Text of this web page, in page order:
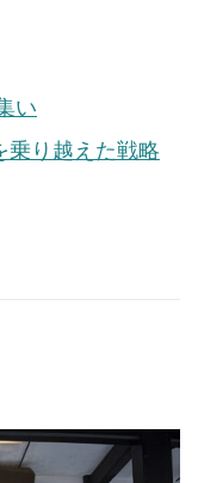
い
乗り越えた戦略